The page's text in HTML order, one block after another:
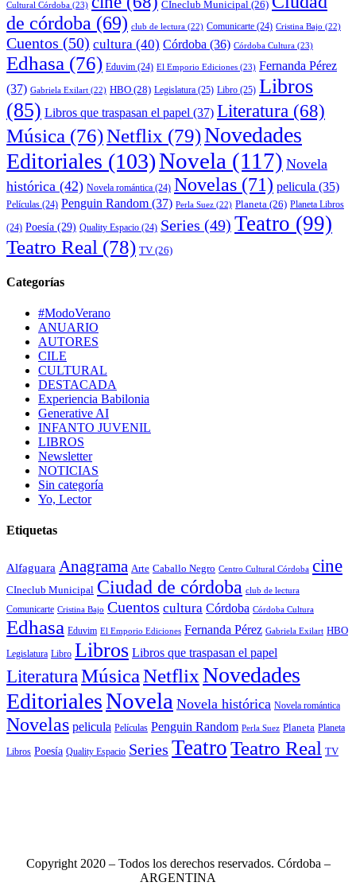
Cultural Córdoba (23) CIneclub Municipal (26)
de córdoba (69) club de lectura (22) Comunicarte (24) Cristina Bajo (22)
Cuentos (50) cultura (40) Córdoba (36) Córdoba Cultura (23)
Edhasa (76) Eduvim (24) El Emporio Ediciones (23) Fernanda Pérez
(37) Gabriela Exilart (22) HBO (28) Legislatura (25) Libro (25) Libros
(85) Libros que traspasan el papel (37) Literatura (68)
Música (76)Netflix (79)Novedades
Editoriales (103)Novela (117) Novela
histórica (42) Novela romántica (24) Novelas (71) pelicula (35)
Películas (24) Penguin Random (37) Perla Suez (22) Planeta (26) Planeta Libros
(24) Poesía (29) Quality Espacio (24) Series (49) Teatro (99)
Teatro Real (78) TV (26)
Categorías
#ModoVerano
ANUARIO
AUTORES
CILE
CULTURAL
DESTACADA
Experiencia Babilonia
Generative AI
INFANTO JUVENIL
LIBROS
Newsletter
NOTICIAS
Sin categoría
Yo, Lector
Etiquetas
Alfaguara Anagrama Arte Caballo Negro Centro Cultural Córdoba cine
CIneclub Municipal Ciudad de córdoba club de lectura
Comunicarte Cristina Bajo Cuentos cultura Córdoba Córdoba Cultura
Edhasa Eduvim El Emporio Ediciones Fernanda Pérez Gabriela Exilart HBO
Legislatura Libro Libros Libros que traspasan el papel
LiteraturaMúsicaNetflixNovedades
EditorialesNovela Novela histórica Novela romántica
Novelas pelicula Películas Penguin Random Perla Suez Planeta Planeta
Libros Poesía Quality Espacio Series TeatroTeatro Real TV
Copyright 2020 – Todos los derechos reservados. Córdoba –
ARGENTINA